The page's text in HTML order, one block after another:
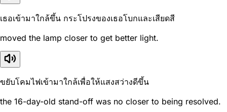
เธอเข้ามาใกล้ขึ้น กระโปรงของเธอโบกและเสียดสี
moved the lamp closer to get better light.
ขยับโคมไฟเข้ามาใกล้เพื่อให้แสงสว่างดีขึ้น
the 16-day-old stand-off was no closer to being resolved.